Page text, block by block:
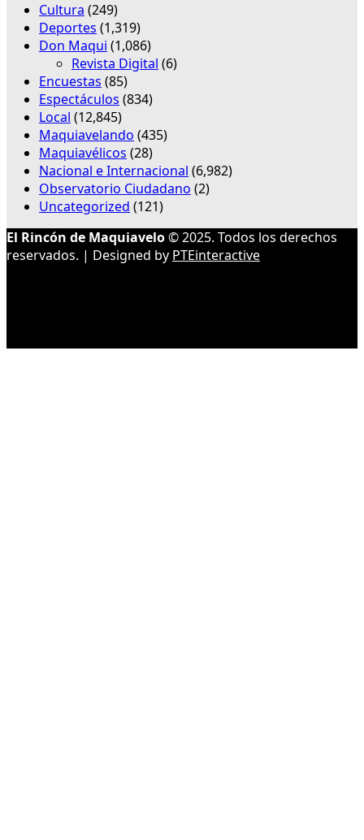
Cultura (249)
Deportes (1,319)
Don Maqui (1,086)
Revista Digital (6)
Encuestas (85)
Espectáculos (834)
Local (12,845)
Maquiavelando (435)
Maquiavélicos (28)
Nacional e Internacional (6,982)
Observatorio Ciudadano (2)
Uncategorized (121)
El Rincón de Maquiavelo© 2025. Todos los derechos
reservados. | Designed by PTEinteractive